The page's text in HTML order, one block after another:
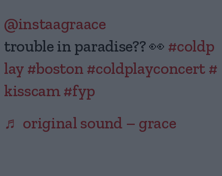
@instaagraace
trouble in paradise?? 👀 #coldp
lay #boston #coldplayconcert #
kisscam #fyp
♬ original sound – grace